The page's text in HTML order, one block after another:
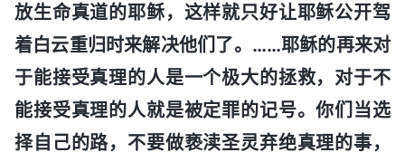
放生命真道的耶稣，这样就只好让耶稣公开驾
着白云重归时来解决他们了。……耶稣的再来对
于能接受真理的人是一个极大的拯救，对于不
能接受真理的人就是被定罪的记号。你们当选
择自己的路，不要做亵渎圣灵弃绝真理的事，